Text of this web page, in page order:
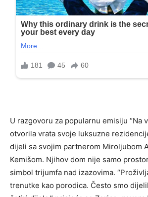
U razgovoru za popularnu emisiju “Na
otvorila vrata svoje luksuzne
dijeli sa svojim partnerom Miroljubom
Kemišom. Njihov dom nije samo
simbol trijumfa nad izazovima.
trenutke kao porodica. Često smo